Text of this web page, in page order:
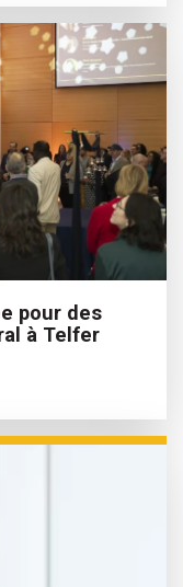
pour des
à Telfer